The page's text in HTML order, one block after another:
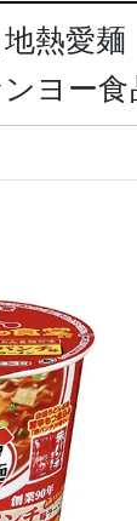
熱愛
ヨー